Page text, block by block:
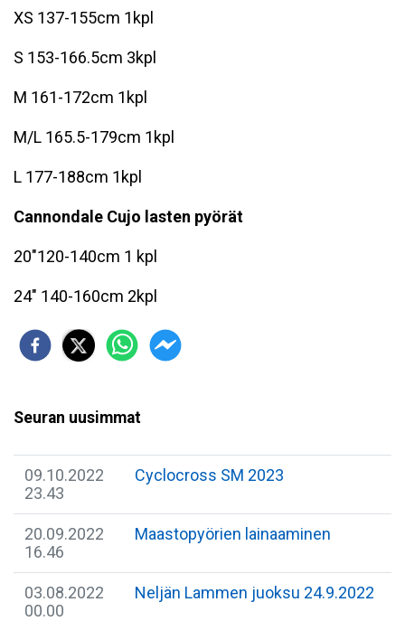
XS 137-155cm 1kpl
S 153-166.5cm 3kpl
M 161-172cm 1kpl
M/L 165.5-179cm 1kpl
L 177-188cm 1kpl
Cannondale Cujo lasten pyörät
20"120-140cm 1 kpl
24" 140-160cm 2kpl
Seuran uusimmat
09.10.2022
23.43
Cyclocross SM 2023
20.09.2022
16.46
Maastopyörien lainaaminen
03.08.2022
00.00
Neljän Lammen juoksu 24.9.2022